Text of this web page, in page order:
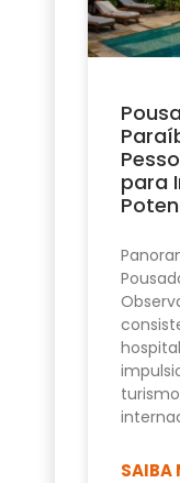
para
SAIBA